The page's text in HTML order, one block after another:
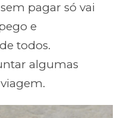
pagar só vai
e
todos.
algumas